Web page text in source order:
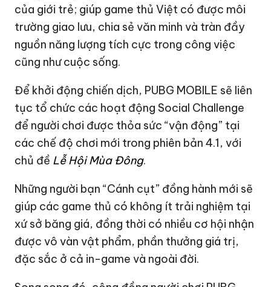
của giới trẻ; giúp game thủ Việt có được môi
trường giao lưu, chia sẻ văn minh và tràn đầy
nguồn năng lượng tích cực trong công việc
cũng như cuộc sống.
Để khởi động chiến dịch, PUBG MOBILE sẽ liên
tục tổ chức các hoạt động Social Challenge
để người chơi được thỏa sức “vận động” tại
các chế độ chơi mới trong phiên bản 4.1, với
chủ đề Lễ Hội Mùa Đông.
Những người bạn “Cánh cụt” đồng hành mới sẽ
giúp các game thủ có không ít trải nghiệm tại
xứ sở băng giá, đồng thời có nhiều cơ hội nhận
được vô vàn vật phẩm, phần thưởng giá trị,
đặc sắc ở cả in-game và ngoài đời.